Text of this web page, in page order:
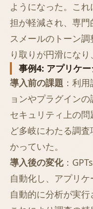
ようになった。こ
担が軽減され、専
スメールのトーン
り取りが円滑になり
事例4: アプリケ
導入前の課題 ：利
ョンやプラグインの
セキュリティ上の
ど多岐にわたる調
かっていた。
導入後の変化：
自動化し、アプリ
自動的に分析が実行